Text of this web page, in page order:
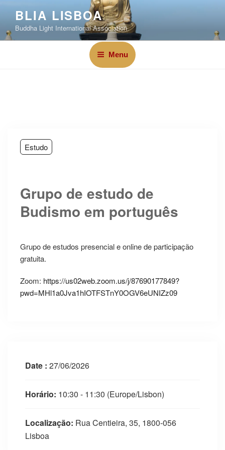
BLIA LISBOA
Buddha Light International Association
Menu
Estudo
Grupo de estudo de
Budismo em português
Grupo de estudos presencial e online de participação
gratuita.
Zoom: https://us02web.zoom.us/j/87690177849?
pwd=MHl1a0Jva1hIOTFSTnY0OGV6eUNIZz09
Date : 27/06/2026
Horário: 10:30 - 11:30 (Europe/Lisbon)
Localização: Rua Centieira, 35, 1800-056
Lisboa